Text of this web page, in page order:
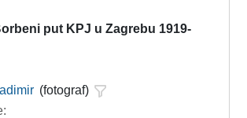
put KPJ u Zagrebu 1919-
(fotograf)